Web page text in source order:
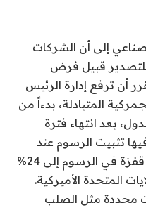
إلى أن الشركات
قبيل فرض
أن ترفع إدارة الرئيس
المتبادلة، بدءاً من
بعد انتهاء فترة
التي تم فيها تثبيت الرسوم عند
10%. بالنسبة لليابان، يعني ذلك قفزة في الرسوم إلى 24%
المتحدة الأميركية.
محددة مثل الصلب